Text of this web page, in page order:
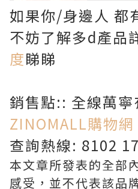
如果你/身邊人 都
不妨了解多d產品
度睇睇
銷售點:: 全線萬寧
ZINOMALL購物網
查詢熱線: 8102
本文章所發表的全部
感受，並不代表該品